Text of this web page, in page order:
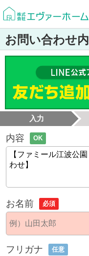
お問い合わせ
入力
内容 OK
お名前 必須
フリガナ 任意